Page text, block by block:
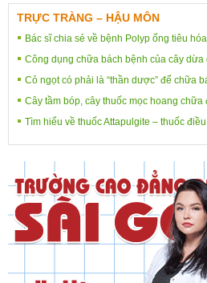
TRỰC TRÀNG – HẬU MÔN
Bác sĩ chia sẻ về bệnh Polyp ống tiêu hóa
Công dụng chữa bách bệnh của cây dừa
Cỏ ngọt có phải là “thần dược” để chữa
Cây tầm bóp, cây thuốc mọc hoang
Tìm hiểu về thuốc Attapulgite – thuốc